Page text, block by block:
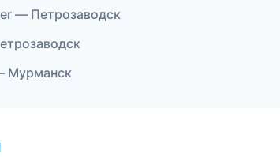
— Петрозаводск
Мурманск